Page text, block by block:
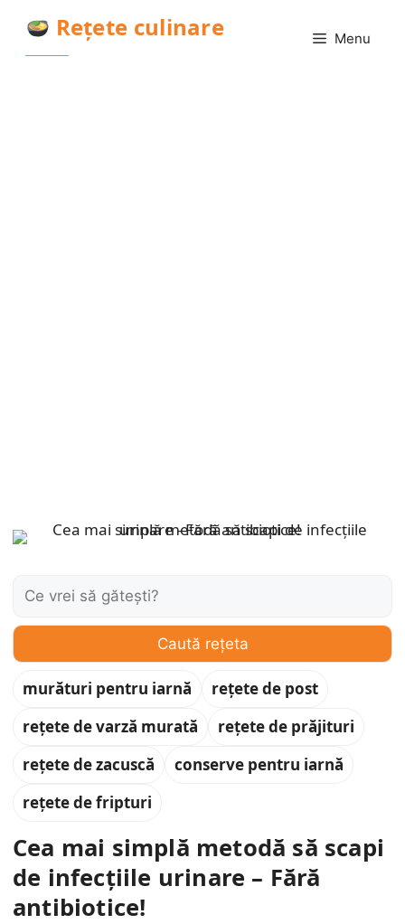
conținut
Rețete culinare Menu
Caută:
Caută rețeta
murături pentru iarnă
rețete de post
rețete de varză murată
rețete de prăjituri
rețete de zacuscă
conserve pentru iarnă
rețete de fripturi
Cea mai simplă metodă să scapi
de infecțiile urinare – Fără
antibiotice!